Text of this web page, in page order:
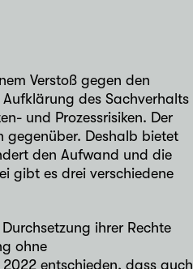
Verstoß gegen den
des Sachverhalts
und Prozessrisiken. Der
gegenüber. Deshalb bietet
den Aufwand und die
gibt es drei verschiedene
ihrer Rechte
ohne
entschieden, dass auch